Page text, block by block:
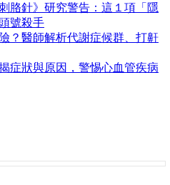
胳針》研究警告：這１項「隱
號殺手
？醫師解析代謝症候群、打鼾
症狀與原因，警惕心血管疾病